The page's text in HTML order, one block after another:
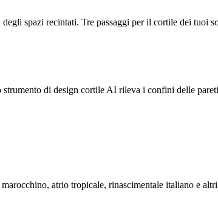
spazi recintati. Tre passaggi per il cortile dei tuoi
di design cortile AI rileva i confini delle
atrio tropicale, rinascimentale italiano e